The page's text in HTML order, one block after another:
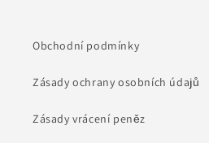
Obchodní podmínky
Zásady ochrany osobních údajů
Zásady vrácení peněz